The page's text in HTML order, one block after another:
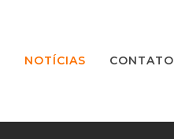
NOTÍCIAS CONTATO